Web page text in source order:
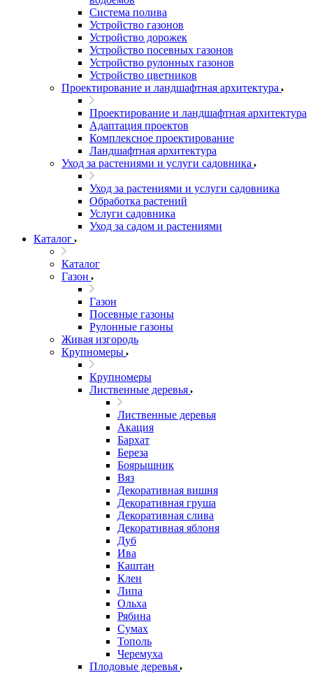
Система полива
Устройство газонов
Устройство дорожек
Устройство посевных газонов
Устройство рулонных газонов
Устройство цветников
Проектирование и ландшафтная архитектура
Проектирование и ландшафтная архитектура
Адаптация проектов
Комплексное проектирование
Ландшафтная архитектура
Уход за растениями и услуги садовника
Уход за растениями и услуги садовника
Обработка растений
Услуги садовника
Уход за садом и растениями
Каталог
Каталог
Газон
Газон
Посевные газоны
Рулонные газоны
Живая изгородь
Крупномеры
Крупномеры
Лиственные деревья
Лиственные деревья
Акация
Бархат
Береза
Боярышник
Вяз
Декоративная вишня
Декоративная груша
Декоративная слива
Декоративная яблоня
Дуб
Ива
Каштан
Клен
Липа
Ольха
Рябина
Сумах
Тополь
Черемуха
Плодовые деревья